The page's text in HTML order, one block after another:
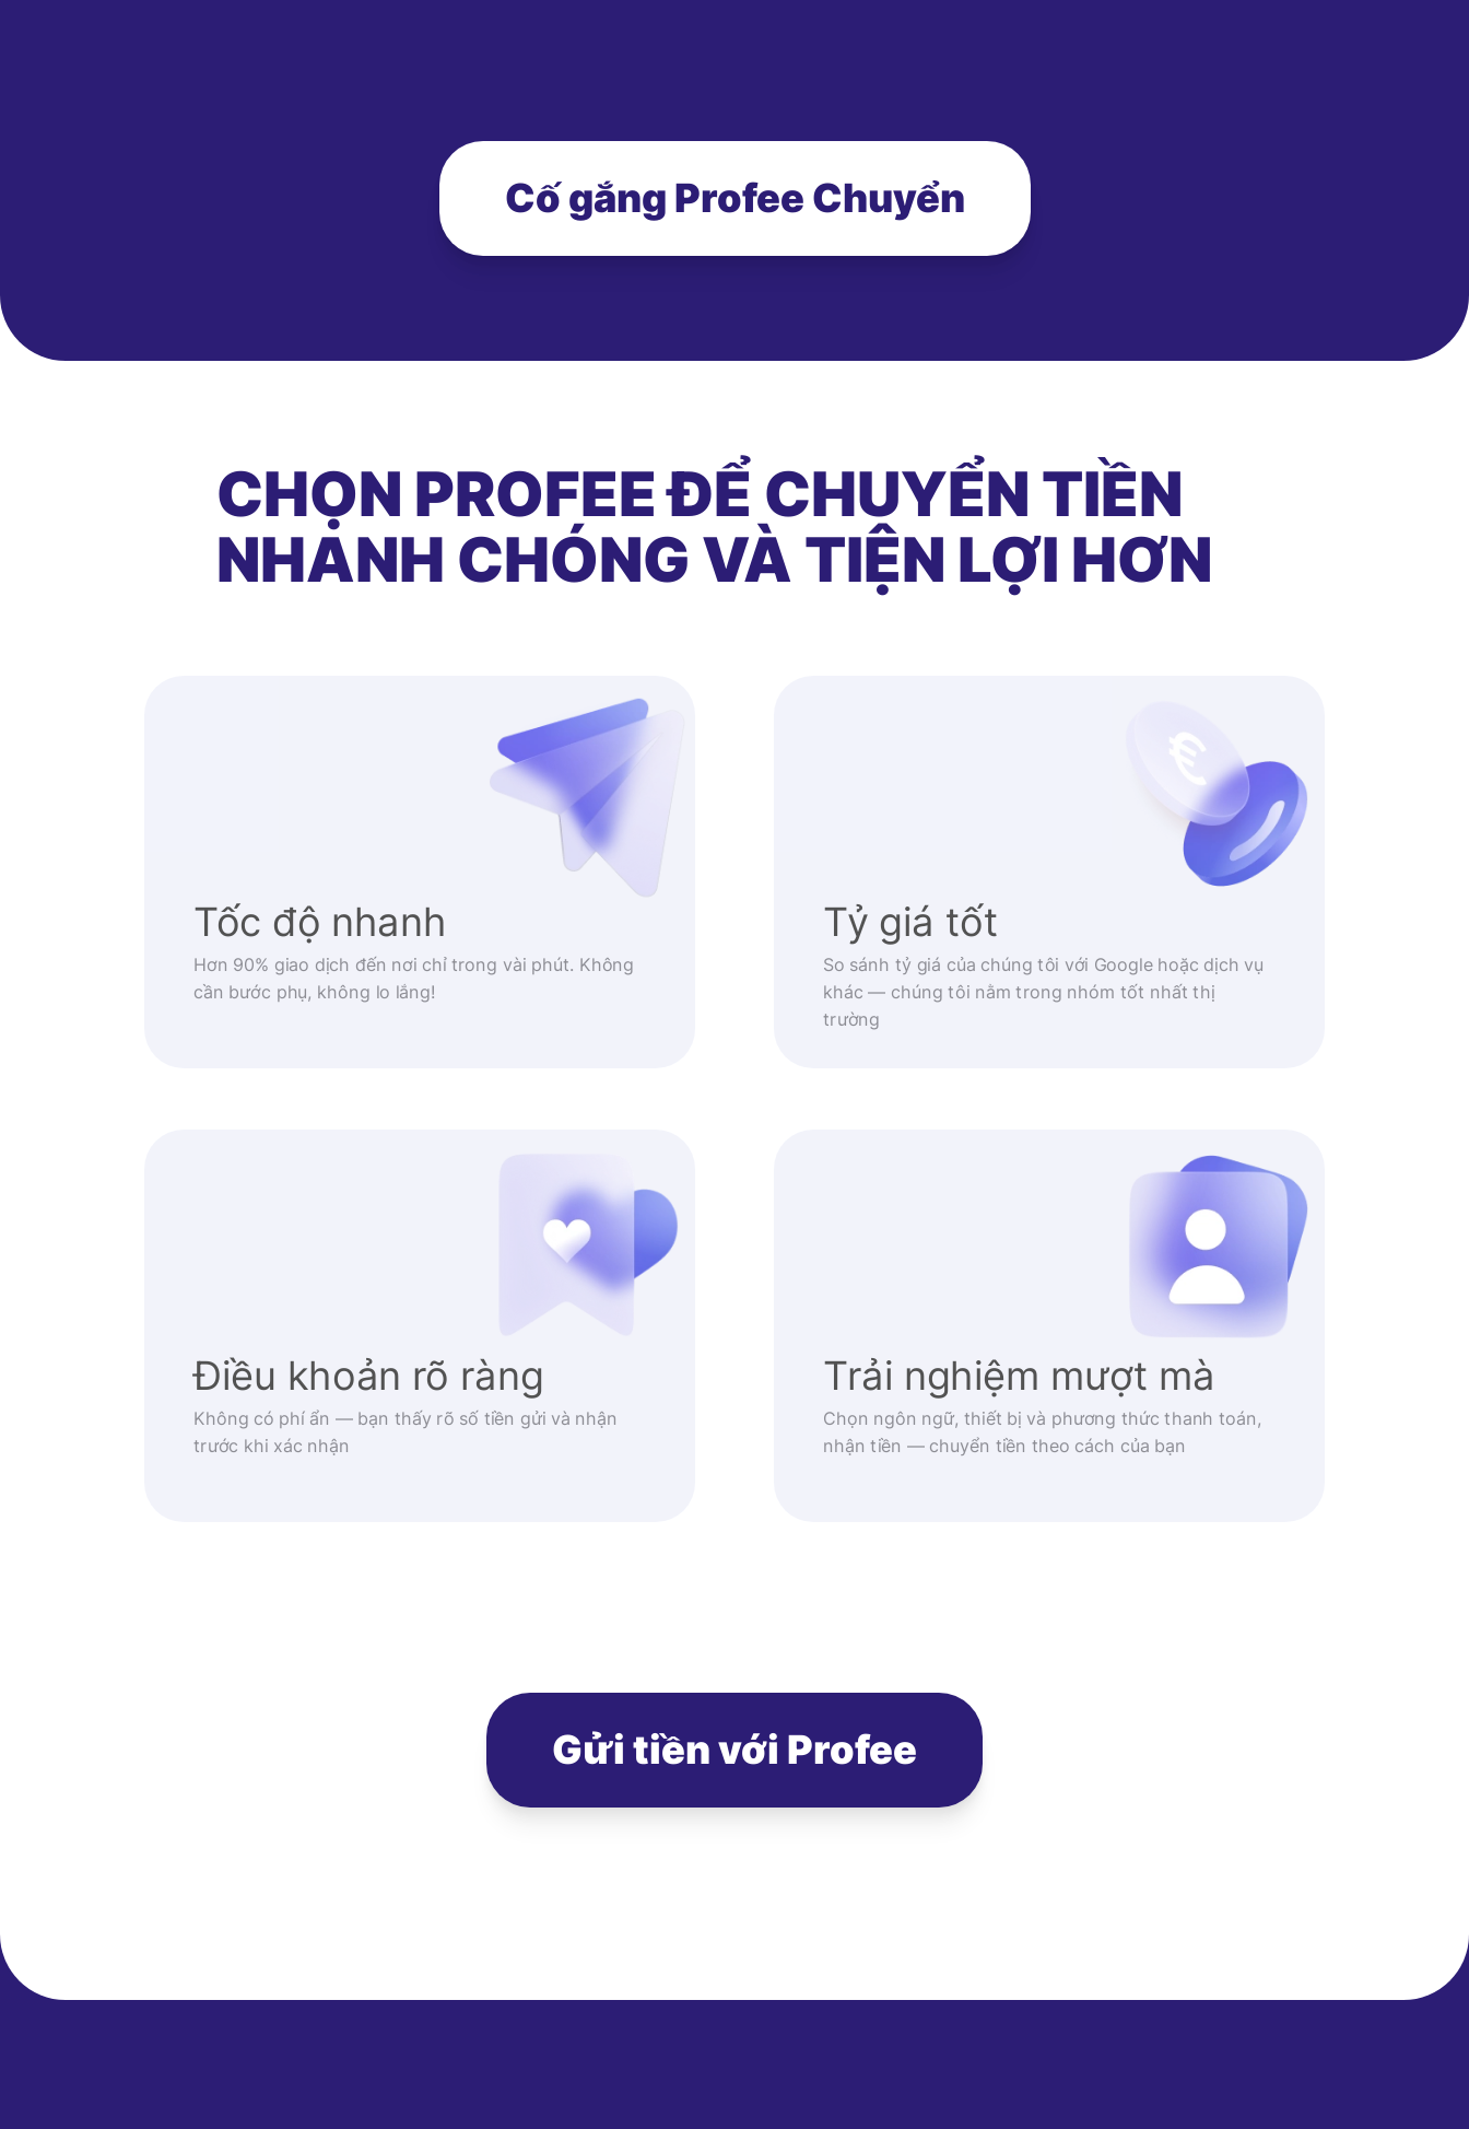
Cố gắng Profee Chuyển
CHỌN PROFEE ĐỂ CHUYỂN TIỀN
NHANH CHÓNG VÀ TIỆN LỢI HƠN
Tốc độ nhanh
Hơn 90% giao dịch đến nơi chỉ trong vài phút. Không
cần bước phụ, không lo lắng!
Tỷ giá tốt
So sánh tỷ giá của chúng tôi với Google hoặc dịch vụ
khác — chúng tôi nằm trong nhóm tốt nhất thị
trường
Điều khoản rõ ràng
Không có phí ẩn — bạn thấy rõ số tiền gửi và nhận
trước khi xác nhận
Trải nghiệm mượt mà
Chọn ngôn ngữ, thiết bị và phương thức thanh toán,
nhận tiền — chuyển tiền theo cách của bạn
Gửi tiền với Profee